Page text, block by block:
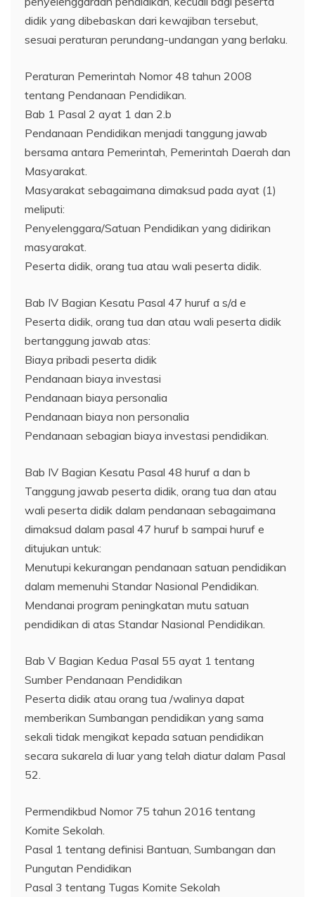
didik yang dibebaskan dari kewajiban tersebut,
sesuai peraturan perundang-undangan yang berlaku.
Peraturan Pemerintah Nomor 48 tahun 2008
tentang Pendanaan Pendidikan.
Bab 1 Pasal 2 ayat 1 dan 2.b
Pendanaan Pendidikan menjadi tanggung jawab
bersama antara Pemerintah, Pemerintah Daerah dan
Masyarakat.
Masyarakat sebagaimana dimaksud pada ayat (1)
meliputi:
Penyelenggara/Satuan Pendidikan yang didirikan
masyarakat.
Peserta didik, orang tua atau wali peserta didik.
Bab IV Bagian Kesatu Pasal 47 huruf a s/d e
Peserta didik, orang tua dan atau wali peserta didik
bertanggung jawab atas:
Biaya pribadi peserta didik
Pendanaan biaya investasi
Pendanaan biaya personalia
Pendanaan biaya non personalia
Pendanaan sebagian biaya investasi pendidikan.
Bab IV Bagian Kesatu Pasal 48 huruf a dan b
Tanggung jawab peserta didik, orang tua dan atau
wali peserta didik dalam pendanaan sebagaimana
dimaksud dalam pasal 47 huruf b sampai huruf e
ditujukan untuk:
Menutupi kekurangan pendanaan satuan pendidikan
dalam memenuhi Standar Nasional Pendidikan.
Mendanai program peningkatan mutu satuan
pendidikan di atas Standar Nasional Pendidikan.
Bab V Bagian Kedua Pasal 55 ayat 1 tentang
Sumber Pendanaan Pendidikan
Peserta didik atau orang tua /walinya dapat
memberikan Sumbangan pendidikan yang sama
sekali tidak mengikat kepada satuan pendidikan
secara sukarela di luar yang telah diatur dalam Pasal
52.
Permendikbud Nomor 75 tahun 2016 tentang
Komite Sekolah.
Pasal 1 tentang definisi Bantuan, Sumbangan dan
Pungutan Pendidikan
Pasal 3 tentang Tugas Komite Sekolah